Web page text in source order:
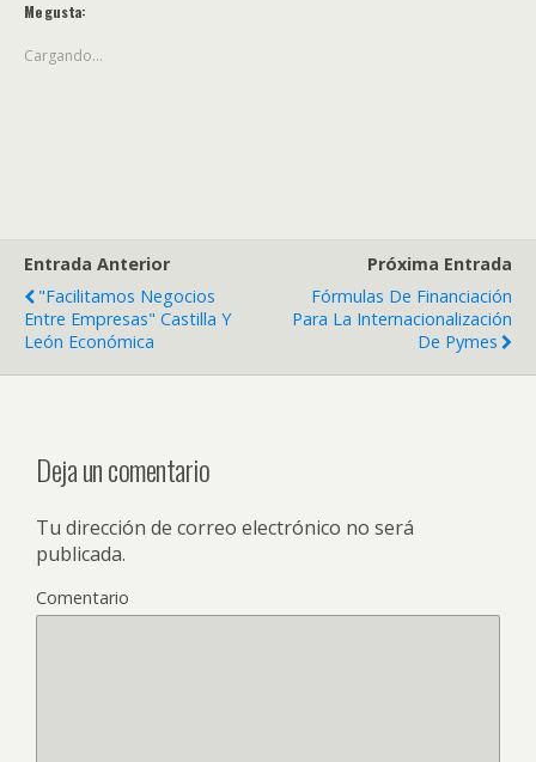
Me gusta:
Cargando...
Entrada Anterior
"Facilitamos Negocios
Entre Empresas" Castilla Y
León Económica
Próxima Entrada
Fórmulas De Financiación
Para La Internacionalización
De Pymes
Deja un comentario
Tu dirección de correo electrónico no será
publicada.
Comentario